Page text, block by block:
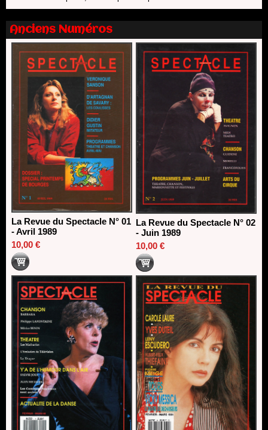
Dispositif SACD Auteurs d'espaces : les lauréats 2026
18/03/2026
Anciens Numéros
La Revue du Spectacle N° 01
- Avril 1989
10,00 €
La Revue du Spectacle N° 02
- Juin 1989
10,00 €